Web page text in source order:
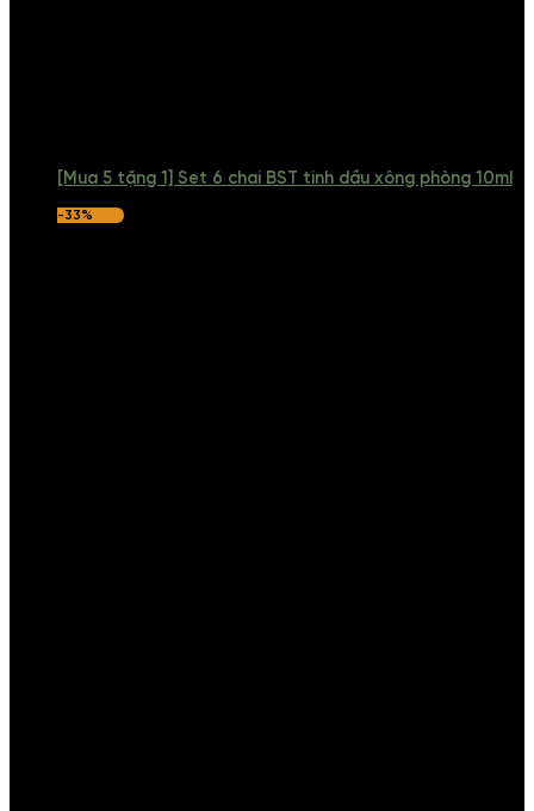
[Mua 5 tặng 1] Set 6 chai BST tinh dầu xông phòng 10ml
-33%